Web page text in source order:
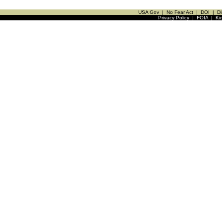
USA Gov | No Fear Act | DOI |
Privacy Policy| FOIA|